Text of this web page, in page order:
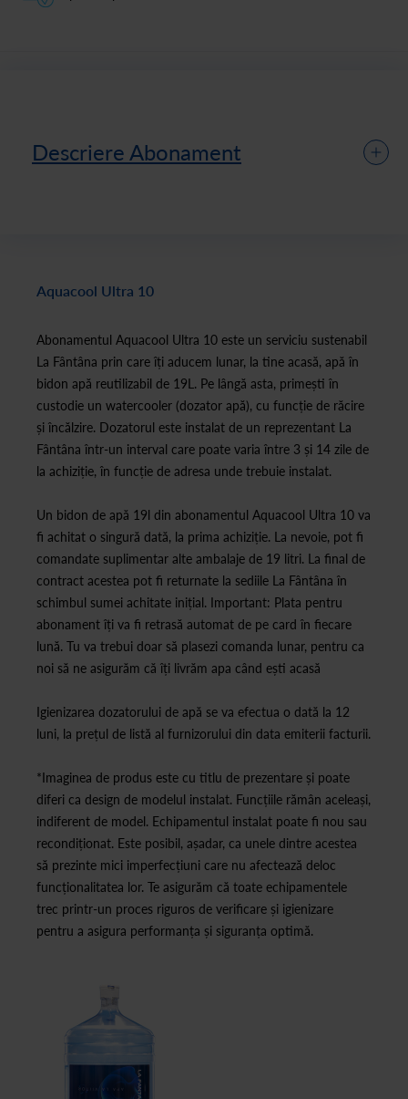
Descriere Abonament
Aquacool Ultra 10
Abonamentul Aquacool Ultra 10 este un serviciu sustenabil
La Fântâna prin care îți aducem lunar, la tine acasă, apă în
bidon apă reutilizabil de 19L. Pe lângă asta, primești în
custodie un watercooler (dozator apă), cu funcție de răcire
și încălzire. Dozatorul este instalat de un reprezentant La
Fântâna într-un interval care poate varia între 3 și 14 zile de
la achiziție, în funcție de adresa unde trebuie instalat.
Un bidon de apă 19l din abonamentul Aquacool Ultra 10 va
fi achitat o singură dată, la prima achiziție. La nevoie, pot fi
comandate suplimentar alte ambalaje de 19 litri. La final de
contract acestea pot fi returnate la sediile La Fântâna în
schimbul sumei achitate inițial. Important: Plata pentru
abonament îți va fi retrasă automat de pe card în fiecare
lună. Tu va trebui doar să plasezi comanda lunar, pentru ca
noi să ne asigurăm că îți livrăm apa când ești acasă
Igienizarea dozatorului de apă se va efectua o dată la 12
luni, la prețul de listă al furnizorului din data emiterii facturii.
*Imaginea de produs este cu titlu de prezentare și poate
diferi ca design de modelul instalat. Funcțiile rămân aceleași,
indiferent de model. Echipamentul instalat poate fi nou sau
recondiționat. Este posibil, așadar, ca unele dintre acestea
să prezinte mici imperfecțiuni care nu afectează deloc
funcționalitatea lor. Te asigurăm că toate echipamentele
trec printr-un proces riguros de verificare și igienizare
pentru a asigura performanța și siguranța optimă.